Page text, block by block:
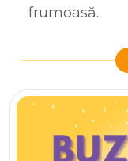
frumoasă.